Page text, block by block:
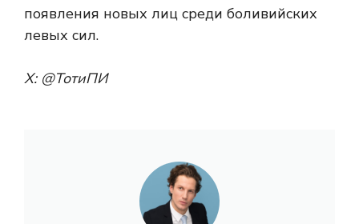
появления новых лиц среди боливийских
левых сил.
Х: @ТотиПИ